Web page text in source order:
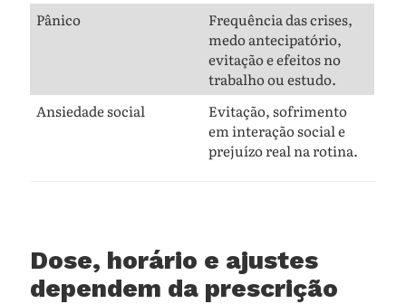
Pânico
Frequência das crises,
medo antecipatório,
evitação e efeitos no
trabalho ou estudo.
Ansiedade social
Evitação, sofrimento
em interação social e
prejuízo real na rotina.
Dose, horário e ajustes
dependem da prescrição